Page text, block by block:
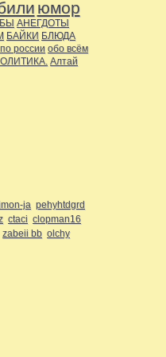
юмор
АНЕГДОТЫ
БАЙКИ БЛЮДА
россии обо всём
Алтай
ja pehyhtdgrd
ctaci clopman16
zabeii bb olchy